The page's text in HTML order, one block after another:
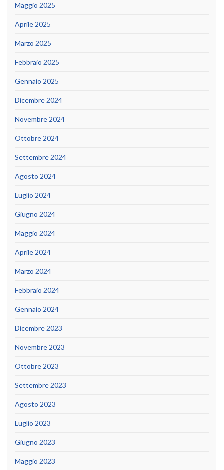
Maggio 2025
Aprile 2025
Marzo 2025
Febbraio 2025
Gennaio 2025
Dicembre 2024
Novembre 2024
Ottobre 2024
Settembre 2024
Agosto 2024
Luglio 2024
Giugno 2024
Maggio 2024
Aprile 2024
Marzo 2024
Febbraio 2024
Gennaio 2024
Dicembre 2023
Novembre 2023
Ottobre 2023
Settembre 2023
Agosto 2023
Luglio 2023
Giugno 2023
Maggio 2023